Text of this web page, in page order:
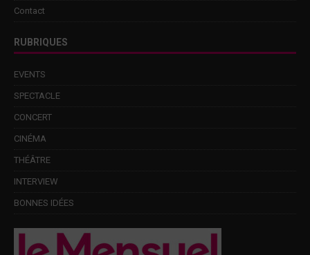
Contact
RUBRIQUES
EVENTS
SPECTACLE
CONCERT
CINÉMA
THÉÂTRE
INTERVIEW
BONNES IDÉES